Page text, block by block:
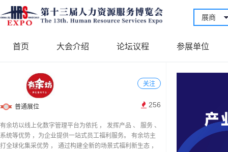
展商
首页 大会介绍 论坛议程 参展单位
关注
普通展位 256
有余坊以线上化数字管理平台为依托 ， 发挥产品 、 服务 、
系统等优势 ，为企业提供一站式员工福利服务。 有余坊主
打全球化集采优势 ， 通过构建全新的场景式福利新生态 ，